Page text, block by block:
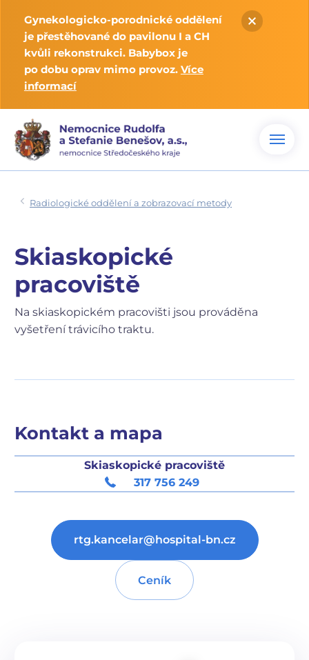
Gynekologicko-porodnické oddělení
je přestěhované do pavilonu I a CH
kvůli rekonstrukci. Babybox je
po dobu oprav mimo provoz. Více
informací
Radiologické oddělení a zobrazovací metody
Skiaskopické
pracoviště
Na skiaskopickém pracovišti jsou prováděna
vyšetření trávicího traktu.
Kontakt a mapa
Skiaskopické pracoviště
317 756 249
rtg.kancelar@hospital-bn.cz
Ceník